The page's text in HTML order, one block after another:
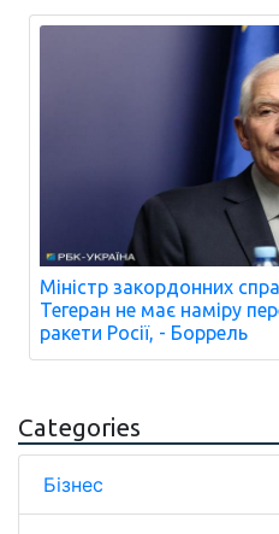
Міністр закордонних
Тегеран не має наміру
ракети Росії, - Боррель
Categories
Бізнес